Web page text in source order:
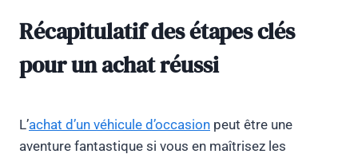
Récapitulatif des étapes clés
pour un achat réussi
L’achat d’un véhicule d’occasion peut être une
aventure fantastique si vous en maîtrisez les